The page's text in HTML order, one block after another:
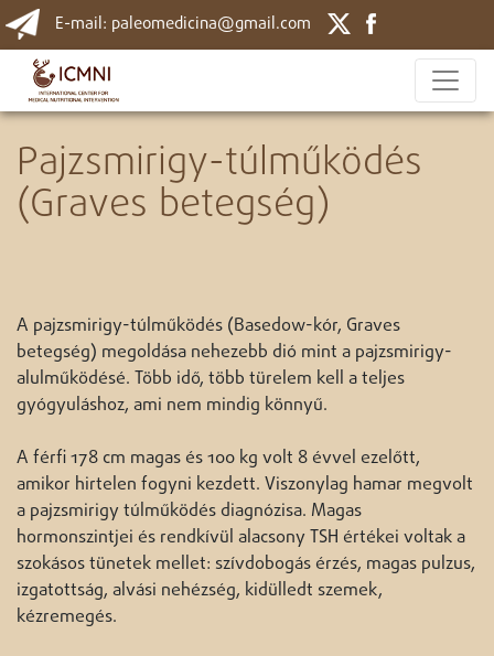
E-mail: paleomedicina@gmail.com
Pajzsmirigy-túlműködés
(Graves betegség)
A pajzsmirigy-túlműködés (Basedow-kór, Graves
betegség) megoldása nehezebb dió mint a pajzsmirigy-
alulműködésé. Több idő, több türelem kell a teljes
gyógyuláshoz, ami nem mindig könnyű.
A férfi 178 cm magas és 100 kg volt 8 évvel ezelőtt,
amikor hirtelen fogyni kezdett. Viszonylag hamar megvolt
a pajzsmirigy túlműködés diagnózisa. Magas
hormonszintjei és rendkívül alacsony TSH értékei voltak a
szokásos tünetek mellet: szívdobogás érzés, magas pulzus,
izgatottság, alvási nehézség, kidülledt szemek,
kézremegés.